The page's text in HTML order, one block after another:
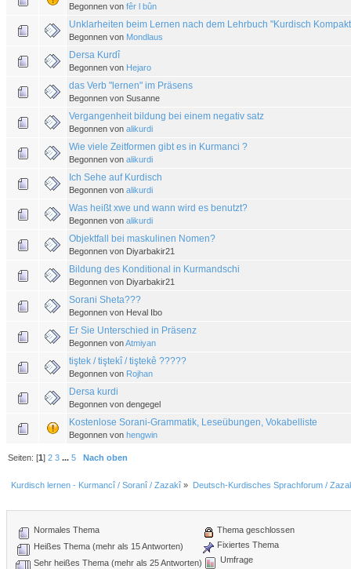
Begonnen von fêr l bûn
Unklarheiten beim Lernen nach dem Lehrbuch "Kurdisch
Begonnen von Mondlaus
Dersa Kurdî
Begonnen von Hejaro
das Verb "lernen" im Präsens
Begonnen von Susanne
Vergangenheit bildung bei einem negativ satz
Begonnen von alikurdi
Wie viele Zeitformen gibt es in Kurmanci ?
Begonnen von alikurdi
Ich Sehe auf Kurdisch
Begonnen von alikurdi
Was heißt xwe und wann wird es benutzt?
Begonnen von alikurdi
Objektfall bei maskulinen Nomen?
Begonnen von Diyarbakir21
Bildung des Konditional in Kurmandschi
Begonnen von Diyarbakir21
Sorani Sheta???
Begonnen von Heval Ibo
Er Sie Unterschied in Präsenz
Begonnen vonAtmiyan
tiştek / tiştekî / tiştekê ?????
Begonnen von Rojhan
Dersa kurdi
Begonnen von dengegel
Kostenlose Sorani-Grammatik, Leseübungen, Vokabelliste
Begonnen von hengwin
Seiten: [1]2 3 ...5 Nach oben
Kurdisch lernen - Kurmancî / Soranî / Zazakî » Deutsch-Kurdisches Sprachforum /
Normales Thema
Heißes Thema (mehr als 15 Antworten)
Sehr heißes Thema (mehr als 25 Antworten)
Thema geschlossen
Fixiertes Thema
Umfrage